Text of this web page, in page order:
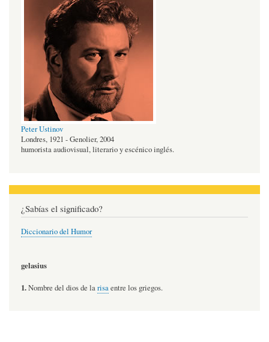
Peter Ustinov
Londres, 1921 - Genolier, 2004
humorista audiovisual, literario y escénico inglés.
¿Sabías el significado?
Diccionario del Humor
gelasius
1.Nombre del dios de larisaentre los griegos.